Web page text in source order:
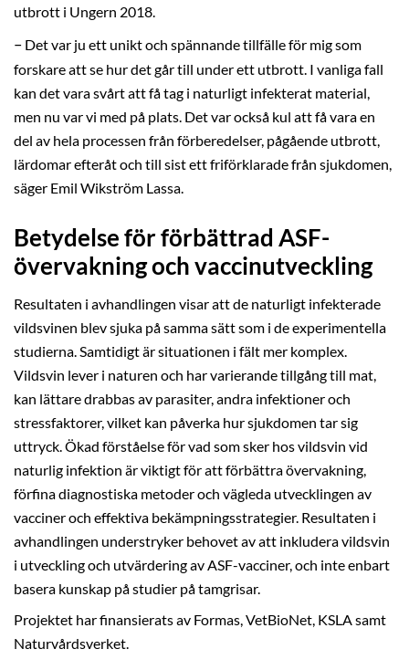
utbrott i Ungern 2018.
– Det var ju ett unikt och spännande tillfälle för mig som
forskare att se hur det går till under ett utbrott. I vanliga fall
kan det vara svårt att få tag i naturligt infekterat material,
men nu var vi med på plats. Det var också kul att få vara en
del av hela processen från förberedelser, pågående utbrott,
lärdomar efteråt och till sist ett friförklarade från sjukdomen,
säger Emil Wikström Lassa.
Betydelse för förbättrad ASF-
övervakning och vaccinutveckling
Resultaten i avhandlingen visar att de naturligt infekterade
vildsvinen blev sjuka på samma sätt som i de experimentella
studierna. Samtidigt är situationen i fält mer komplex.
Vildsvin lever i naturen och har varierande tillgång till mat,
kan lättare drabbas av parasiter, andra infektioner och
stressfaktorer, vilket kan påverka hur sjukdomen tar sig
uttryck. Ökad förståelse för vad som sker hos vildsvin vid
naturlig infektion är viktigt för att förbättra övervakning,
förfina diagnostiska metoder och vägleda utvecklingen av
vacciner och effektiva bekämpningsstrategier. Resultaten i
avhandlingen understryker behovet av att inkludera vildsvin
i utveckling och utvärdering av ASF-vacciner, och inte enbart
basera kunskap på studier på tamgrisar.
Projektet har finansierats av Formas, VetBioNet, KSLA samt
Naturvårdsverket.